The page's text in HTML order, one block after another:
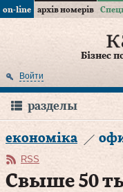
on-line архів номерів
Бізнес
Войти
разделы
економіка
RSS
Свыше 50